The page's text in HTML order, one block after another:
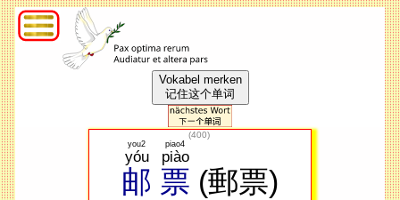
Vokabel merken
记住这个单词
(400)
邮
yóu
you2
票
piào
piao4
(郵票)